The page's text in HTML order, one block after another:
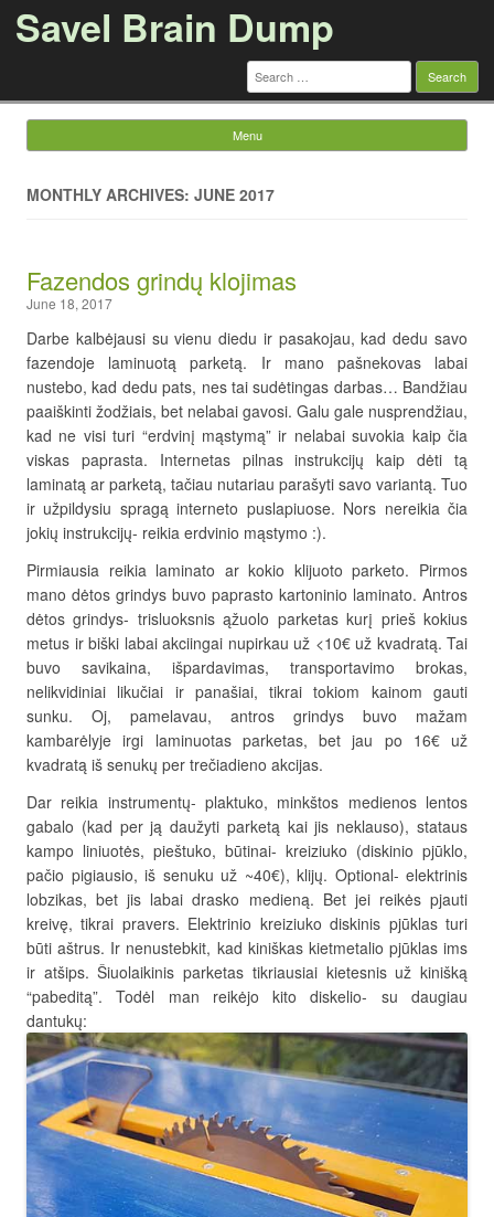
Savel Brain Dump
Search
for:
Menu
MONTHLY ARCHIVES: JUNE 2017
Fazendos grindų klojimas
June 18, 2017
Darbe kalbėjausi su vienu diedu ir pasakojau, kad dedu savo
fazendoje laminuotą parketą. Ir mano pašnekovas labai
nustebo, kad dedu pats, nes tai sudėtingas darbas… Bandžiau
paaiškinti žodžiais, bet nelabai gavosi. Galu gale nusprendžiau,
kad ne visi turi “erdvinį mąstymą” ir nelabai suvokia kaip čia
viskas paprasta. Internetas pilnas instrukcijų kaip dėti tą
laminatą ar parketą, tačiau nutariau parašyti savo variantą. Tuo
ir užpildysiu spragą interneto puslapiuose. Nors nereikia čia
jokių instrukcijų- reikia erdvinio mąstymo :).
Pirmiausia reikia laminato ar kokio klijuoto parketo. Pirmos
mano dėtos grindys buvo paprasto kartoninio laminato. Antros
dėtos grindys- trisluoksnis ąžuolo parketas kurį prieš kokius
metus ir biški labai akciingai nupirkau už <10€ už kvadratą. Tai
buvo savikaina, išpardavimas, transportavimo brokas,
nelikvidiniai likučiai ir panašiai, tikrai tokiom kainom gauti
sunku. Oj, pamelavau, antros grindys buvo mažam
kambarėlyje irgi laminuotas parketas, bet jau po 16€ už
kvadratą iš senukų per trečiadieno akcijas.
Dar reikia instrumentų- plaktuko, minkštos medienos lentos
gabalo (kad per ją daužyti parketą kai jis neklauso), stataus
kampo liniuotės, pieštuko, būtinai- kreiziuko (diskinio pjūklo,
pačio pigiausio, iš senuku už ~40€), klijų. Optional- elektrinis
lobzikas, bet jis labai drasko medieną. Bet jei reikės pjauti
kreivę, tikrai pravers. Elektrinio kreiziuko diskinis pjūklas turi
būti aštrus. Ir nenustebkit, kad kiniškas kietmetalio pjūklas ims
ir atšips. Šiuolaikinis parketas tikriausiai kietesnis už kinišką
“pabeditą”. Todėl man reikėjo kito diskelio- su daugiau
dantukų: